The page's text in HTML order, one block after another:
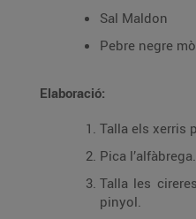
Sal Maldon
Pebre negre
Elaboració:
Talla els xerris
Pica l’alfàbrega.
Talla les
pinyol.